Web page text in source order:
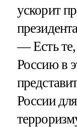
ускорит
— Есть те,
Россию в
России